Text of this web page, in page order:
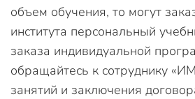
объем обучения, то могут
института персональный
заказа индивидуальной
обращайтесь к сотруднику
занятий и заключения